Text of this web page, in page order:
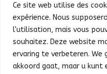
Ce site web utilise des
expérience. Nous
l'utilisation, mais vous
souhaitez. Deze website
ervaring te verbeteren. We
akkoord gaat, maar u kunt
Défilé
Concert et feu